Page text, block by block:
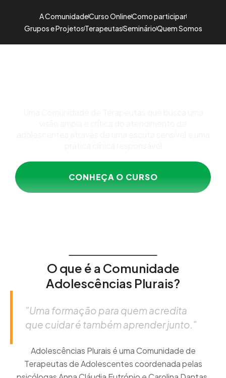
A ComunidadeCurso OnlineComo participar
Grupos e ProjetosTerapeutasSeminárioQuem Somos
CONHEÇA O CURSO
O que é a Comunidade
Adolescências Plurais?
"Uma formação para quem acredita
que cuidar é também aprender junto."
Adolescências Plurais é uma Comunidade de
Terapeutas de Adolescentes coordenada pelas